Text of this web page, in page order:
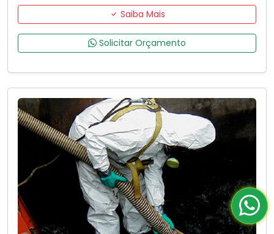
Saiba Mais
Solicitar Orçamento